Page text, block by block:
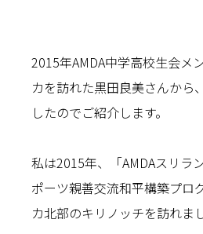
2015年AMDA中学高校生会メ
カを訪れた黒田良美さんから
したのでご紹介します。
私は2015年、「AMDAスリラ
ポーツ親善交流和平構築プロ
カ北部のキリノッチを訪れま